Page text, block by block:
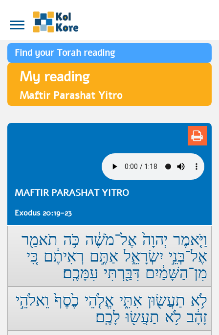
Find your Torah reading
My reading
Maftir Parashat Yitro
MAFTIR PARASHAT YITRO
Exodus 20:19-23
וַיֹּ֤אמֶר יְהוָה֙ אֶל־מֹשֶׁ֔ה כֹּ֥ה תֹאמַ֖ר
אֶל־בְּנֵ֣י יִשְׂרָאֵ֑ל אַתֶּ֣ם רְאִיתֶ֔ם כִּ֚י
מִן־הַשָּׁמַ֔יִם דִּבַּ֖רְתִּי עִמָּכֶֽם׃
לֹ֥א תַעֲשׂ֖וּן אִתִּ֑י אֱלֹ֤הֵי כֶ֙סֶף֙ וֵאלֹהֵ֣י
זָהָ֔ב לֹ֥א תַעֲשׂ֖וּ לָכֶֽם׃